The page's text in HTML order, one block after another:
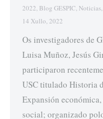
2022 Blog GESPIC Noticias
14 Xullo, 2022
Os investigadores de
Luisa Muñoz, Jesús
participaron
USC titulado Historia
Expansión
social; organizado